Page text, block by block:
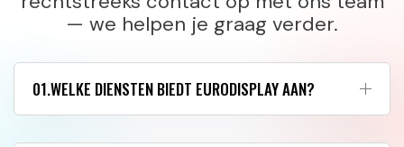
— we helpen je graag verder.
01.WELKE DIENSTEN BIEDT EURODISPLAY AAN?